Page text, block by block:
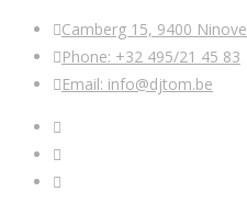
Camberg 15, 9400 Ninove
Phone: +32 495/21 45 83
Email: info@djtom.be